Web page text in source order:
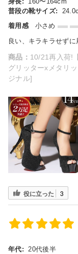
普段の靴サイズ:
着用感
小さめ
良い、キラキラせず
商品： 10/21再入荷!
グリッターxメタリ
ジナル]
役に立った 3
年代:
20代後半